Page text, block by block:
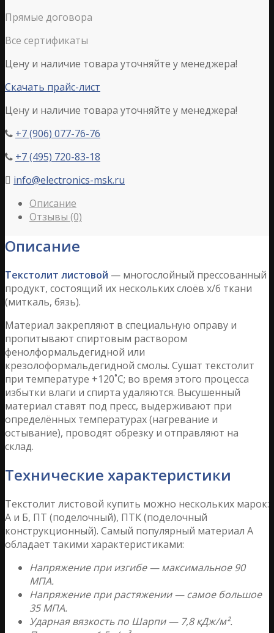
Прямые договора
Все сертификаты
Цену и наличие товара уточняйте у менеджера!
Скачать прайс-лист
Цену и наличие товара уточняйте у менеджера!
 +7 (906) 077-76-76
 +7 (495) 720-83-18
 info@electronics-msk.ru
Описание
Отзывы (0)
Описание
Текстолит листовой — многослойный прессованный
продукт, состоящий их нескольких слоёв х/б ткани
(миткаль, бязь).
Материал закрепляют в специальную оправу и
пропитывают спиртовым раствором
фенолформальдегидной или
крезолоформальдегидной смолы. Сушат текстолит
при температуре +120˚С; во время этого процесса
избытки влаги и спирта удаляются. Высушенный
материал ставят под пресс, выдерживают при
определённых температурах (нагревание и
остывание), проводят обрезку и отправляют на
склад.
Технические характеристики
Текстолит листовой купить можно нескольких марок:
А и Б, ПТ (поделочный), ПТК (поделочный
конструкционный). Самый популярный материал А
обладает такими характеристиками:
Напряжение при изгибе — максимальное 90
МПА.
Напряжение при растяжении — самое большое
35 МПА.
Ударная вязкость по Шарпи — 7,8 кДж/м².